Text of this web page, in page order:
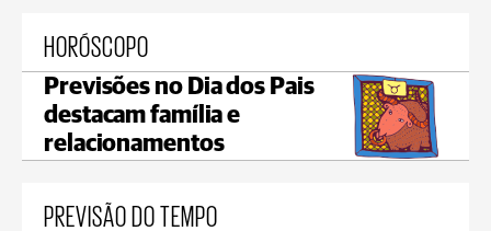
HORÓSCOPO
Previsões no Dia dos Pais
destacam família e
relacionamentos
PREVISÃO DO TEMPO